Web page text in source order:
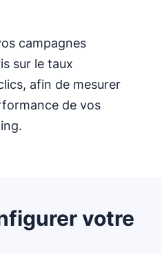
campagnes
sur le taux
afin de mesurer
de vos
votre